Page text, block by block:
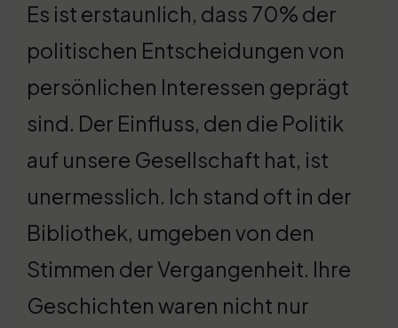
Es ist erstaunlich, dass 70% der
politischen Entscheidungen von
persönlichen Interessen geprägt
sind. Der Einfluss, den die Politik
auf unsere Gesellschaft hat, ist
unermesslich. Ich stand oft in der
Bibliothek, umgeben von den
Stimmen der Vergangenheit. Ihre
Geschichten waren nicht nur